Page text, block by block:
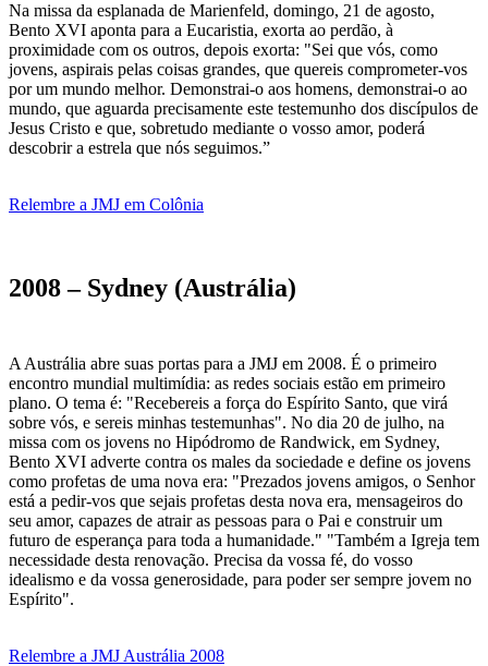
Na missa da esplanada de Marienfeld, domingo, 21 de agosto,
Bento XVI aponta para a Eucaristia, exorta ao perdão, à
proximidade com os outros, depois exorta: "Sei que vós, como
jovens, aspirais pelas coisas grandes, que quereis comprometer-vos
por um mundo melhor. Demonstrai-o aos homens, demonstrai-o ao
mundo, que aguarda precisamente este testemunho dos discípulos de
Jesus Cristo e que, sobretudo mediante o vosso amor, poderá
descobrir a estrela que nós seguimos.”
Relembre a JMJ em Colônia
2008 – Sydney (Austrália)
A Austrália abre suas portas para a JMJ em 2008. É o primeiro
encontro mundial multimídia: as redes sociais estão em primeiro
plano. O tema é: "Recebereis a força do Espírito Santo, que virá
sobre vós, e sereis minhas testemunhas". No dia 20 de julho, na
missa com os jovens no Hipódromo de Randwick, em Sydney,
Bento XVI adverte contra os males da sociedade e define os jovens
como profetas de uma nova era: "Prezados jovens amigos, o Senhor
está a pedir-vos que sejais profetas desta nova era, mensageiros do
seu amor, capazes de atrair as pessoas para o Pai e construir um
futuro de esperança para toda a humanidade." "Também a Igreja tem
necessidade desta renovação. Precisa da vossa fé, do vosso
idealismo e da vossa generosidade, para poder ser sempre jovem no
Espírito".
Relembre a JMJ Austrália 2008